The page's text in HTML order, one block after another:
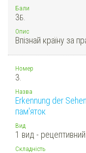
Бали
3Б.
Опис
Впізнай країну за
Номер
3.
Назва
Erkennung der
пам'яток
Вид
1 вид - рецептивний
Складність